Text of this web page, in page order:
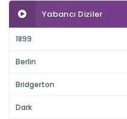
Yabancı Diziler
1899
Berlin
Bridgerton
Dark